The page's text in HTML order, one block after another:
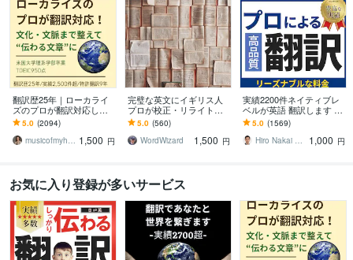
翻訳歴25年｜ローカライ
ズのプロが翻訳対応しま
す 翻訳を超えたローカラ
イゼーションで自然な表
現に仕上げます
5.0 (2094)
musicofmyheart 1,500 円
完璧な英文にイギリス人
プロが校正・リライトし
ます プロ歴40年！伝わる
だけでなく、読む人を惹
きつける英文に。
5.0 (560)
WordWizard
1,500 円
実績2200件ネイティブレ
ベルが英語 翻訳します 3
円／文字 TOEIC940ビジ
ネス経験ある翻訳プロが
対応
5.0 (1569)
Hiro Nakai 翻訳アップデート
1,000 円
お気に入り登録が多いサービス